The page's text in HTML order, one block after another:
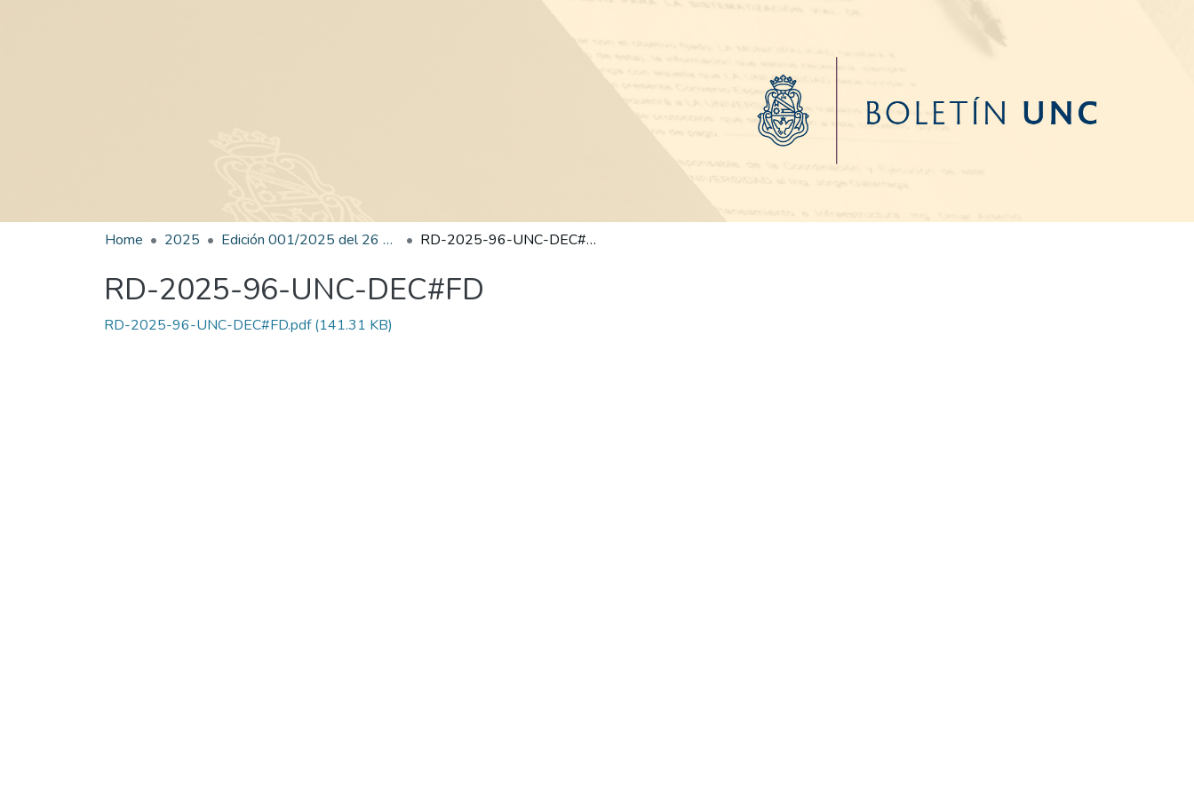
Home 2025 Edición 001/2025 del 26 de mayo de 2025 RD-2025-96-UNC-DEC#FD
RD-2025-96-UNC-DEC#FD
RD-2025-96-UNC-DEC#FD.pdf(141.31 KB)